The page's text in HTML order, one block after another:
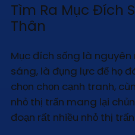
Tìm Ra Mục Đích
Thân
Mục đích sống là
sáng, là đụng lực để họ
chọn chọn cạnh tranh,
nhỏ thị trấn mang lại
đoạn rất nhiều nhỏ thị